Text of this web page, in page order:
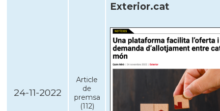
24-11-2022
Article
de
premsa
(112)
Exterior.cat